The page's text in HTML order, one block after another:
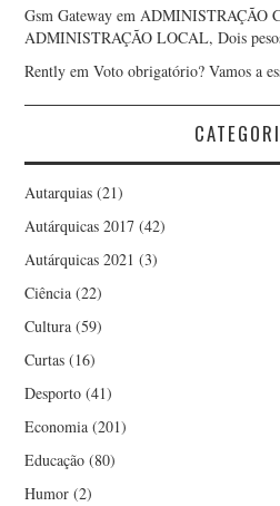
Gsm Gateway emADMINISTRAÇÃO
ADMINISTRAÇÃO LOCAL, Dois
Rently emVoto obrigatório? Vamos a
Autarquias (21)
Autárquicas 2017 (42)
Autárquicas 2021 (3)
Ciência (22)
Cultura (59)
Curtas (16)
Desporto (41)
Economia (201)
Educação (80)
Humor (2)